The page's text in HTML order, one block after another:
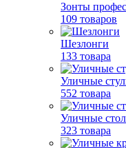
Зонты
109 товаров
Шезлонги
133 товара
Уличные
552 товара
Уличные
323 товара